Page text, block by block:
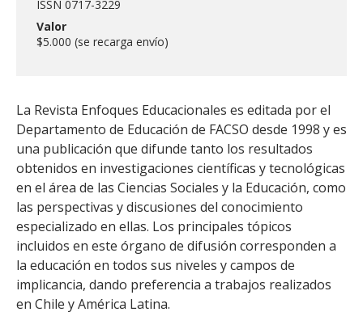
ISSN 0717-3229
Valor
$5.000 (se recarga envío)
La Revista Enfoques Educacionales es editada por el
Departamento de Educación de FACSO desde 1998 y es
una publicación que difunde tanto los resultados
obtenidos en investigaciones científicas y tecnológicas
en el área de las Ciencias Sociales y la Educación, como
las perspectivas y discusiones del conocimiento
especializado en ellas. Los principales tópicos
incluidos en este órgano de difusión corresponden a
la educación en todos sus niveles y campos de
implicancia, dando preferencia a trabajos realizados
en Chile y América Latina.